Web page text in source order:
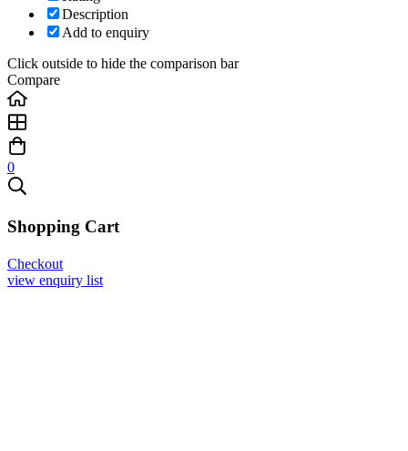
Description
Add to enquiry
Click outside to hide the comparison bar
Compare
0
Shopping Cart
Checkout
view enquiry list